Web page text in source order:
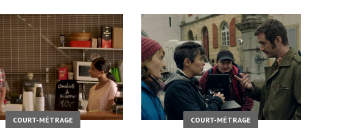
COURT-MÉTRAGE COURT-MÉTRAGE